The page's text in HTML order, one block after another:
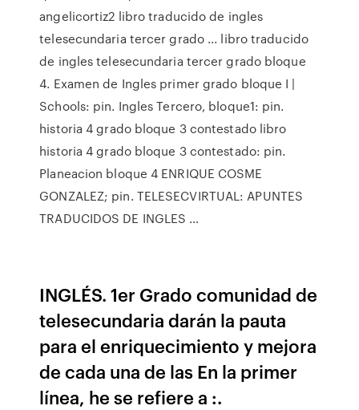
angelicortiz2 libro traducido de ingles
telesecundaria tercer grado ... libro traducido
de ingles telesecundaria tercer grado bloque
4. Examen de Ingles primer grado bloque I |
Schools: pin. Ingles Tercero, bloque1: pin.
historia 4 grado bloque 3 contestado libro
historia 4 grado bloque 3 contestado: pin.
Planeacion bloque 4 ENRIQUE COSME
GONZALEZ; pin. TELESECVIRTUAL: APUNTES
TRADUCIDOS DE INGLES …
INGLÉS. 1er Grado comunidad de
telesecundaria darán la pauta
para el enriquecimiento y mejora
de cada una de las En la primer
línea, he se refiere a :.